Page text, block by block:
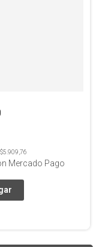
$5.909,76
Mercado Pago